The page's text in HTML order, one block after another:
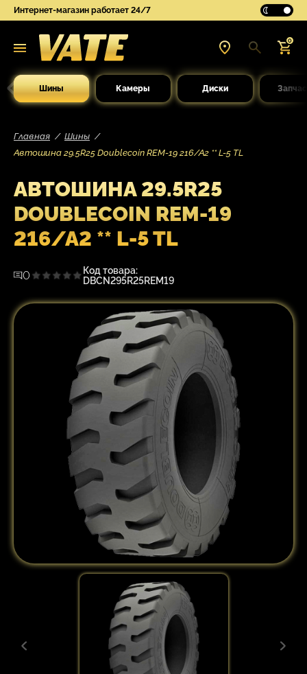
Интернет-магазин работает 24/7
0
Шины Камеры Диски
Главная
Шины
Автошина 29.5R25 Doublecoin REM-19 216/A2 ** L-5 TL
АВТОШИНА 29.5R25
DOUBLECOIN REM-19
216/A2 ** L-5 TL
0
Код товара:
DBCN295R25REM19